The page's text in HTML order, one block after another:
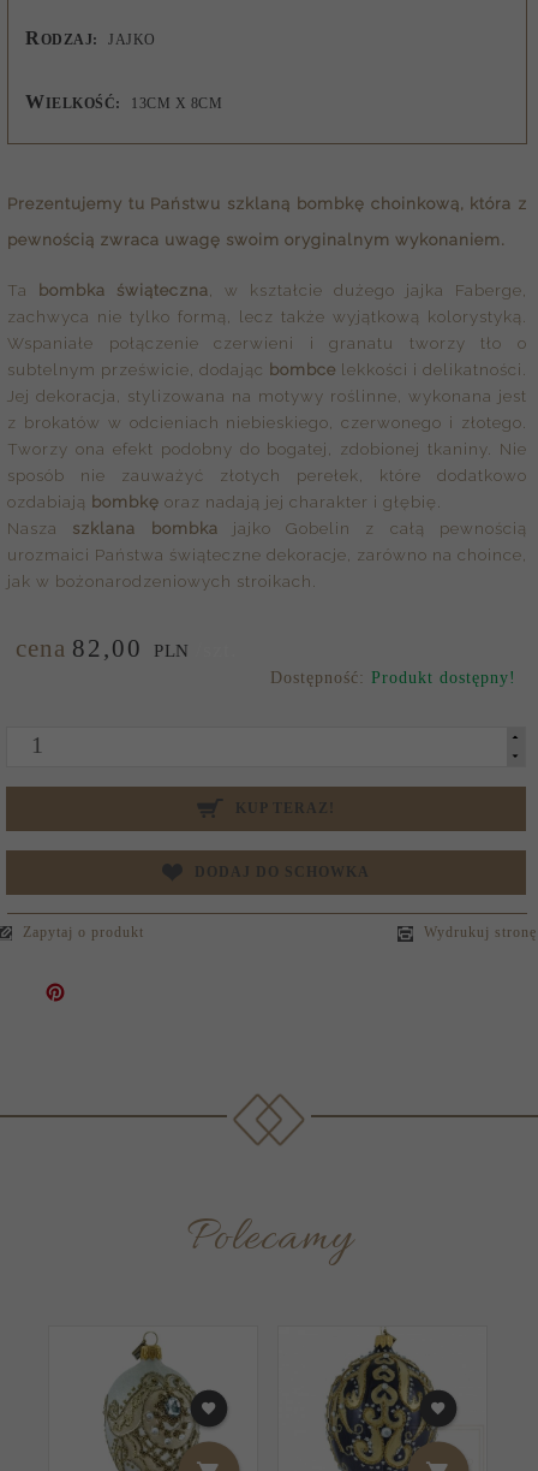
R ODZAJ: JAJKO
W IELKOŚĆ: 13CM X 8CM
Prezentujemy tu Państwu szklaną bombkę choinkową, która z
pewnością zwraca uwagę swoim oryginalnym wykonaniem.
Ta bombka świąteczna , w kształcie dużego jajka Faberge,
zachwyca nie tylko formą, lecz także wyjątkową kolorystyką.
Wspaniałe połączenie czerwieni i granatu tworzy tło o
subtelnym prześwicie, dodając bombce lekkości i delikatności.
Jej dekoracja, stylizowana na motywy roślinne, wykonana jest
z brokatów w odcieniach niebieskiego, czerwonego i złotego.
Tworzy ona efekt podobny do bogatej, zdobionej tkaniny. Nie
sposób nie zauważyć złotych perełek, które dodatkowo
ozdabiają bombkę oraz nadają jej charakter i głębię.
Nasza szklana bombka jajko Gobelin z całą pewnością
urozmaici Państwa świąteczne dekoracje, zarówno na choince,
jak w bożonarodzeniowych stroikach.
cena 82,00 PLN
Dostępność: Produkt dostępny!
KUP TERAZ!
DODAJ DO SCHOWKA
Zapytaj o produkt Wydrukuj stronę
Polecamy